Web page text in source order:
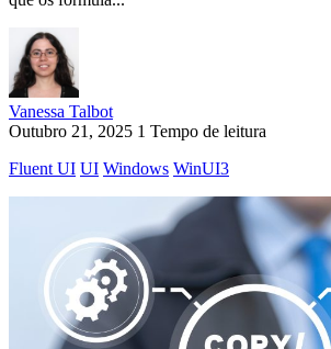
Vanessa Talbot
Outubro 21, 2025 1 Tempo de leitura
Fluent UI UI Windows WinUI3